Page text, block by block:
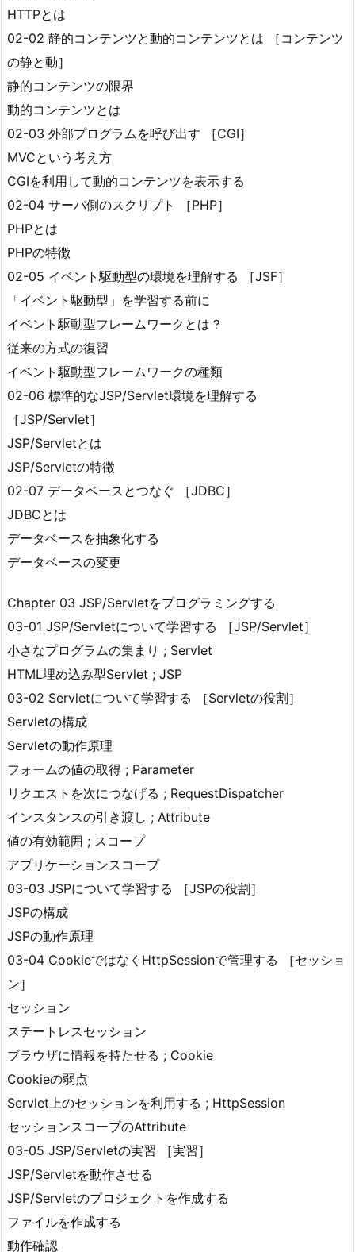
HTTPとは
02-02 静的コンテンツと動的コンテンツとは ［コンテンツ
の静と動］
静的コンテンツの限界
動的コンテンツとは
02-03 外部プログラムを呼び出す ［CGI］
MVCという考え方
CGIを利用して動的コンテンツを表示する
02-04 サーバ側のスクリプト ［PHP］
PHPとは
PHPの特徴
02-05 イベント駆動型の環境を理解する ［JSF］
「イベント駆動型」を学習する前に
イベント駆動型フレームワークとは？
従来の方式の復習
イベント駆動型フレームワークの種類
02-06 標準的なJSP/Servlet環境を理解する
［JSP/Servlet］
JSP/Servletとは
JSP/Servletの特徴
02-07 データベースとつなぐ ［JDBC］
JDBCとは
データベースを抽象化する
データベースの変更
Chapter 03 JSP/Servletをプログラミングする
03-01 JSP/Servletについて学習する ［JSP/Servlet］
小さなプログラムの集まり ; Servlet
HTML埋め込み型Servlet ; JSP
03-02 Servletについて学習する ［Servletの役割］
Servletの構成
Servletの動作原理
フォームの値の取得 ; Parameter
リクエストを次につなげる ; RequestDispatcher
インスタンスの引き渡し ; Attribute
値の有効範囲 ; スコープ
アプリケーションスコープ
03-03 JSPについて学習する ［JSPの役割］
JSPの構成
JSPの動作原理
03-04 CookieではなくHttpSessionで管理する ［セッショ
ン］
セッション
ステートレスセッション
ブラウザに情報を持たせる ; Cookie
Cookieの弱点
Servlet上のセッションを利用する ; HttpSession
セッションスコープのAttribute
03-05 JSP/Servletの実習 ［実習］
JSP/Servletを動作させる
JSP/Servletのプロジェクトを作成する
ファイルを作成する
動作確認